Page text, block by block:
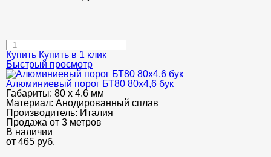
Купить Купить в 1 клик
Быстрый просмотр
Алюминиевый порог БТ80 80х4,6 бук
Габариты: 80 х 4.6 мм
Материал: Анодированный сплав
Производитель: Италия
Продажа от 3 метров
В наличии
от 465 руб.